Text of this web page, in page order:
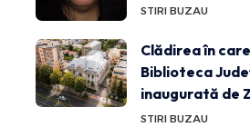
STIRI BUZAU
Clădirea în
Biblioteca
inaugurată de
STIRI BUZAU